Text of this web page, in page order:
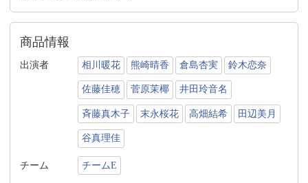
商品情報
出演者 相川暖花 熊崎晴香 倉島杏実 鈴木恋奈
佐藤佳穂 菅原茉椰 井田玲音名
斉藤真木子 末永桜花 高畑結希 田辺美月
谷真理佳
チーム チームE